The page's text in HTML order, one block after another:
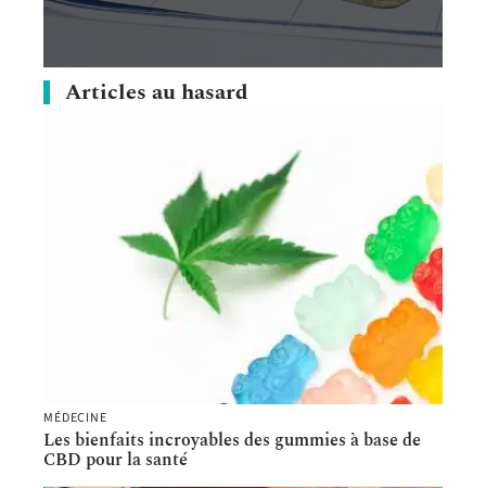
Articles au hasard
MÉDECINE
Les bienfaits incroyables des gummies à base de
CBD pour la santé